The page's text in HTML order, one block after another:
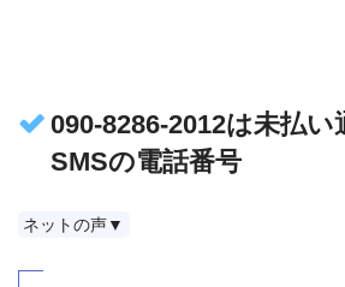
090-8286-2012は未払い
SMSの電話番号
ネットの声▼